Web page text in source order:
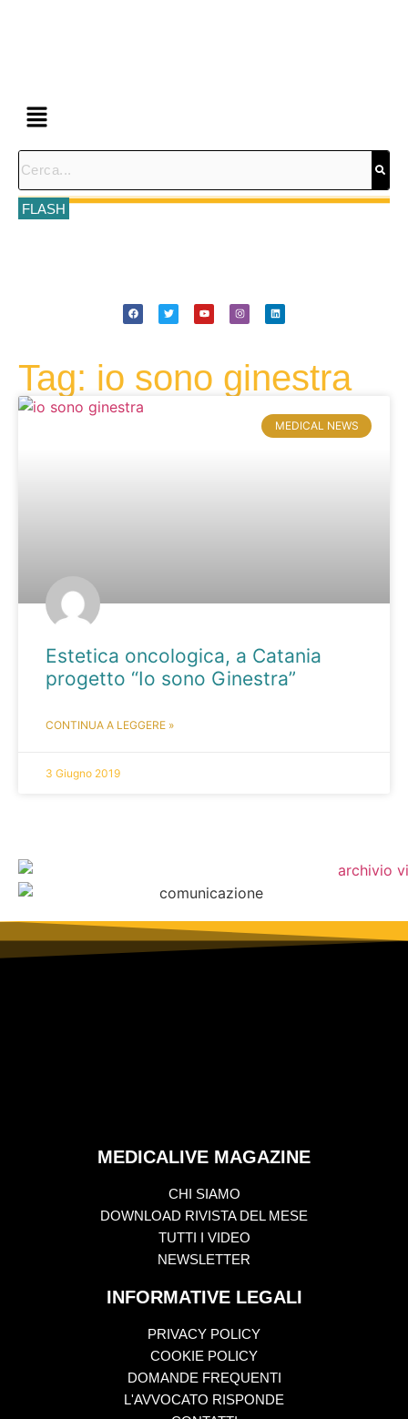
FLASH
Tag: io sono ginestra
MEDICAL NEWS
Estetica oncologica, a Catania
progetto “Io sono Ginestra”
CONTINUA A LEGGERE »
3 Giugno 2019
MEDICALIVE MAGAZINE
CHI SIAMO
DOWNLOAD RIVISTA DEL MESE
TUTTI I VIDEO
NEWSLETTER
INFORMATIVE LEGALI
PRIVACY POLICY
COOKIE POLICY
DOMANDE FREQUENTI
L'AVVOCATO RISPONDE